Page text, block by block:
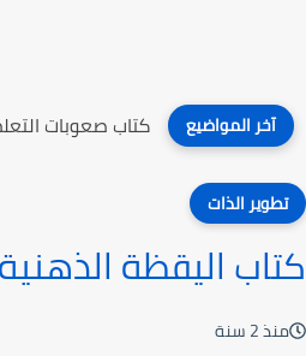
آخر المواضيع كتاب صعوبات
تطوير الذات
كتاب اليقظة
منذ 2 سنة